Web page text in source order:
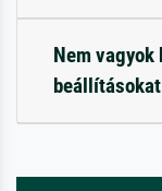
Nem